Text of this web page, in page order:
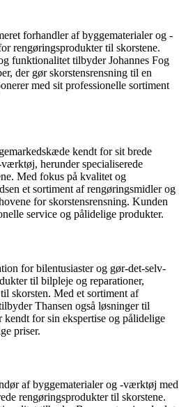
forhandler af byggematerialer og -
rengøringsprodukter til skorstene.
funktionalitet tilbyder Johannes Fog
der gør skorstensrensning til en
med sit professionelle sortiment
kendt for sit brede
herunder specialiserede
Med fokus på kvalitet og
et sortiment af rengøringsmidler og
for skorstensrensning. Kunden
service og pålidelige produkter.
for bilentusiaster og gør-det-selv-
til bilpleje og reparationer,
skorsten. Med et sortiment af
Thansen også løsninger til
for sin ekspertise og pålidelige
priser.
af byggematerialer og -værktøj med
rengøringsprodukter til skorstene.